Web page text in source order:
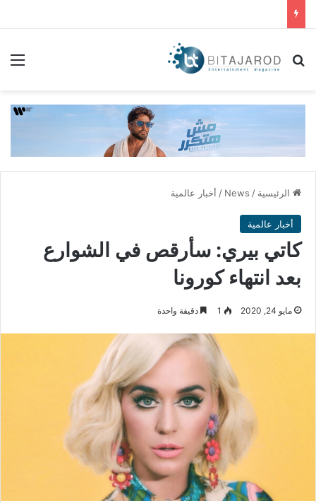
بحث عن
الرئيسية /
News
/ أخبار عالمية
أخبار عالمية
كاتي بيري: سأرقص في الشوارع
بعد انتهاء كورونا
مايو 24, 2020 1 دقيقة واحدة